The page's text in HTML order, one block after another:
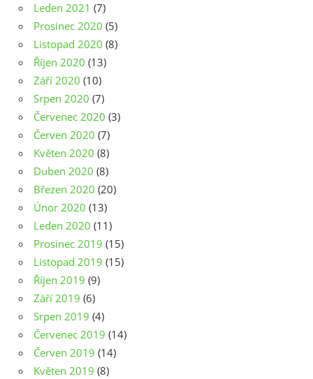
Leden 2021 (7)
Prosinec 2020 (5)
Listopad 2020 (8)
Říjen 2020 (13)
Září 2020 (10)
Srpen 2020 (7)
Červenec 2020 (3)
Červen 2020 (7)
Květen 2020 (8)
Duben 2020 (8)
Březen 2020 (20)
Únor 2020 (13)
Leden 2020 (11)
Prosinec 2019 (15)
Listopad 2019 (15)
Říjen 2019 (9)
Září 2019 (6)
Srpen 2019 (4)
Červenec 2019 (14)
Červen 2019 (14)
Květen 2019 (8)